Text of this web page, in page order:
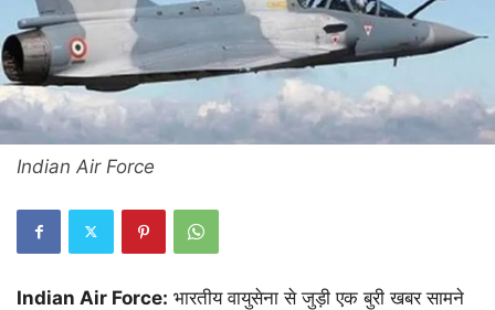
Indian Air Force
Indian Air Force: भारतीय वायुसेना से जुड़ी एक बुरी खबर सामने